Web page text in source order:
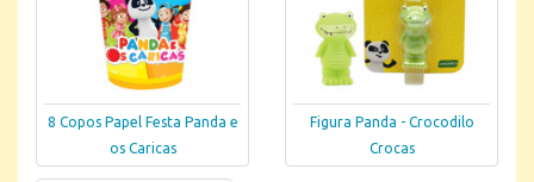
8 Copos Papel Festa Panda e
os Caricas
Figura Panda - Crocodilo
Crocas